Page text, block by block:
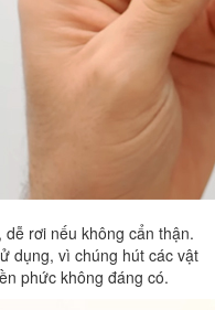
rơi nếu không cẩn thận.
dụng, vì chúng hút các vật
phức không đáng có.